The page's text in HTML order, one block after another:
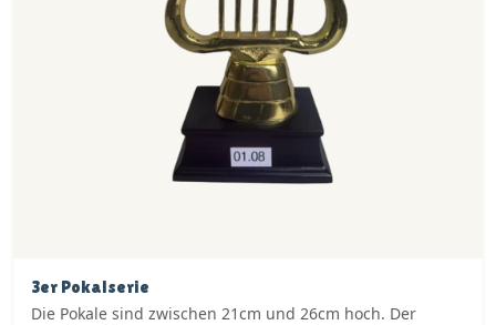
3er Pokalserie
Die Pokale sind zwischen 21cm und 26cm hoch. Der